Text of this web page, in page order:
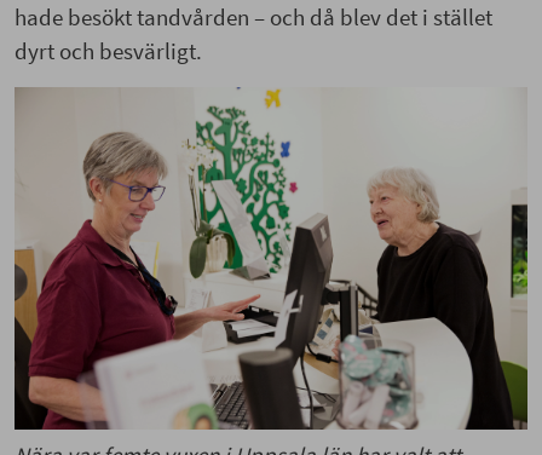
hade besökt tandvården – och då blev det i stället
dyrt och besvärligt.